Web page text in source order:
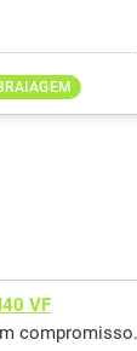
VF
compromisso.